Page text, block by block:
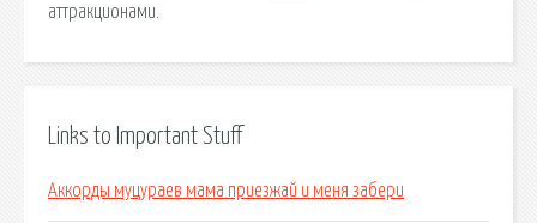
аттракционами.
Links to Important Stuff
Аккорды муцураев мама приезжай и меня забери